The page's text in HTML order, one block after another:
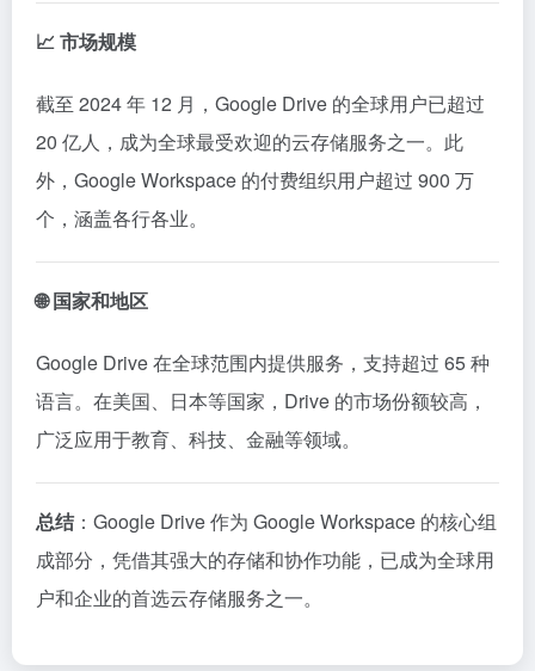
📈 市场规模
截至 2024 年 12 月，Google Drive 的全球用户已超过
20 亿人，成为全球最受欢迎的云存储服务之一。此
外，Google Workspace 的付费组织用户超过 900 万
个，涵盖各行各业。
🌐 国家和地区
Google Drive 在全球范围内提供服务，支持超过 65 种
语言。在美国、日本等国家，Drive 的市场份额较高，
广泛应用于教育、科技、金融等领域。
总结：Google Drive 作为 Google Workspace 的核心组
成部分，凭借其强大的存储和协作功能，已成为全球用
户和企业的首选云存储服务之一。